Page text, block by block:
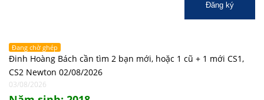
Đăng ký
Đang chờ ghép
Đinh Hoàng Bách cần tìm 2 bạn mới, hoặc 1 cũ + 1 mới CS1,
CS2 Newton 02/08/2026
03/08/2026